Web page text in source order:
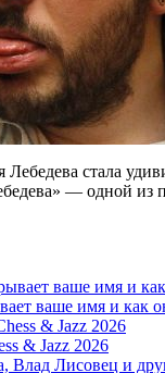
Лебедева стала
— одной
ваше имя и как
& Jazz 2026